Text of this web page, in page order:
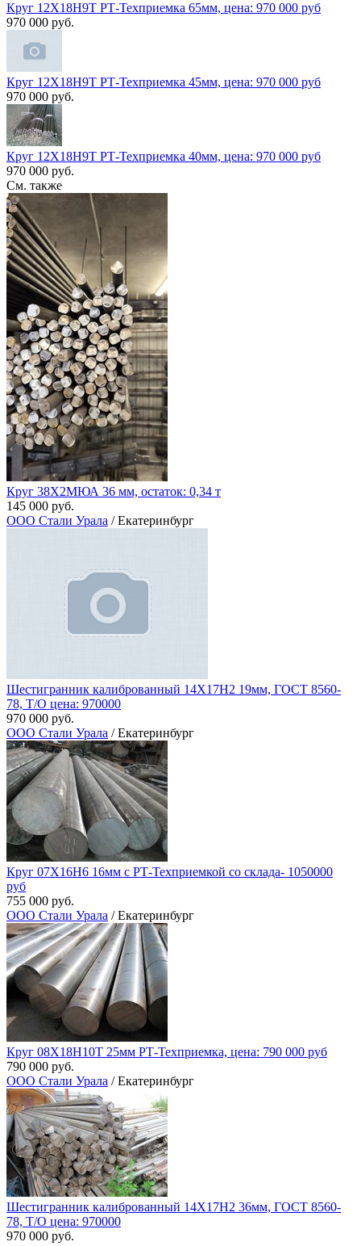
Круг 12Х18Н9Т РТ-Техприемка 65мм, цена: 970 000 руб
970 000 руб.
Круг 12Х18Н9Т РТ-Техприемка 45мм, цена: 970 000 руб
970 000 руб.
Круг 12Х18Н9Т РТ-Техприемка 40мм, цена: 970 000 руб
970 000 руб.
См. также
Круг 38Х2МЮА 36 мм, остаток: 0,34 т
145 000 руб.
ООО Стали Урала / Екатеринбург
Шестигранник калиброванный 14Х17Н2 19мм, ГОСТ 8560-
78, Т/О цена: 970000
970 000 руб.
ООО Стали Урала / Екатеринбург
Круг 07Х16Н6 16мм с РТ-Техприемкой со склада- 1050000
руб
755 000 руб.
ООО Стали Урала / Екатеринбург
Круг 08Х18Н10Т 25мм РТ-Техприемка, цена: 790 000 руб
790 000 руб.
ООО Стали Урала / Екатеринбург
Шестигранник калиброванный 14Х17Н2 36мм, ГОСТ 8560-
78, Т/О цена: 970000
970 000 руб.